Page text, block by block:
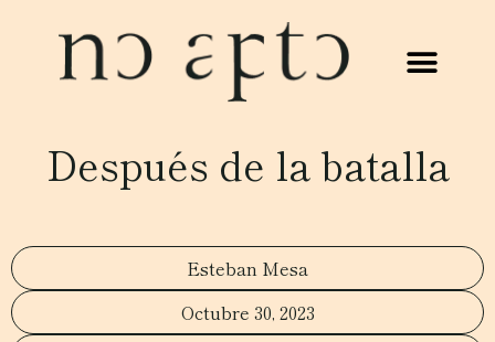
Después de la batalla
Esteban Mesa
Octubre 30, 2023